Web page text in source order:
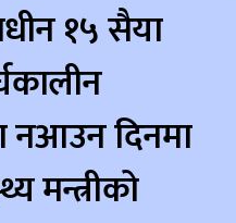
१५ सैया
नआउन दिनमा
मन्त्रीको